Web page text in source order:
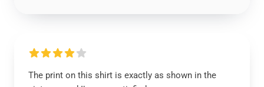
The print on this shirt is exactly as shown in the